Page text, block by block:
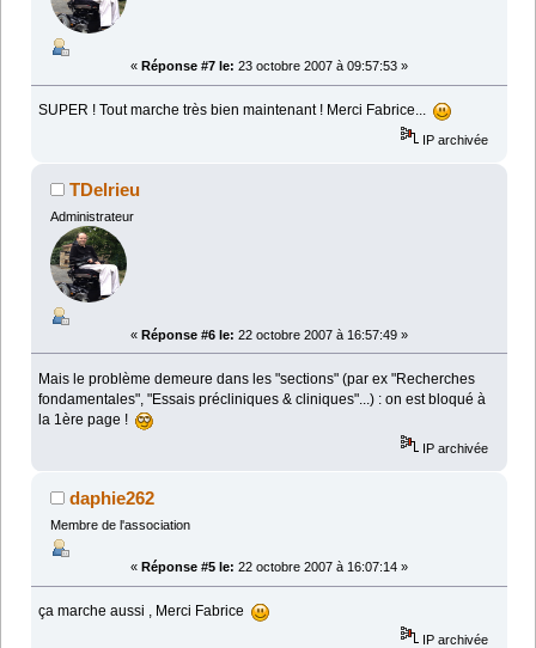
« Réponse #7 le: 23 octobre 2007 à 09:57:53 »
SUPER ! Tout marche très bien maintenant ! Merci Fabrice...
IP archivée
TDelrieu
Administrateur
« Réponse #6 le: 22 octobre 2007 à 16:57:49 »
Mais le problème demeure dans les "sections" (par ex "Recherches
fondamentales", "Essais précliniques & cliniques"...) : on est bloqué à
la 1ère page !
IP archivée
daphie262
Membre de l'association
« Réponse #5 le: 22 octobre 2007 à 16:07:14 »
ça marche aussi , Merci Fabrice
IP archivée